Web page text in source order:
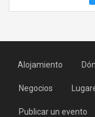
Alojamiento
Negocios
Publicar un evento